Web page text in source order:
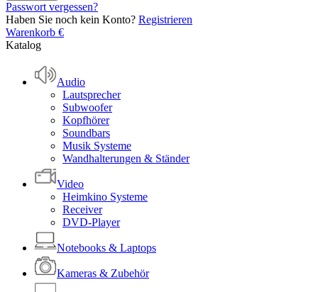
Passwort vergessen?
Haben Sie noch kein Konto? Registrieren
Warenkorb €
Katalog
Audio
Lautsprecher
Subwoofer
Kopfhörer
Soundbars
Musik Systeme
Wandhalterungen & Ständer
Video
Heimkino Systeme
Receiver
DVD-Player
Notebooks & Laptops
Kameras & Zubehör